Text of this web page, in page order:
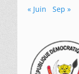
« Juin Sep »